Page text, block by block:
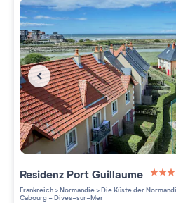
Residenz Port Guillaume
3
Frankreich>Normandie>Die Küste der
Cabourg - Dives-sur-Mer